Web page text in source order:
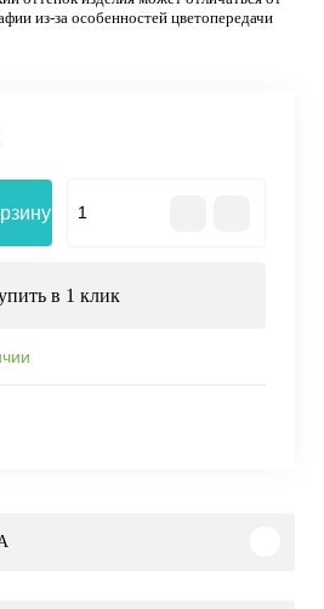
из-за особенностей цветопередачи
в 1 клик